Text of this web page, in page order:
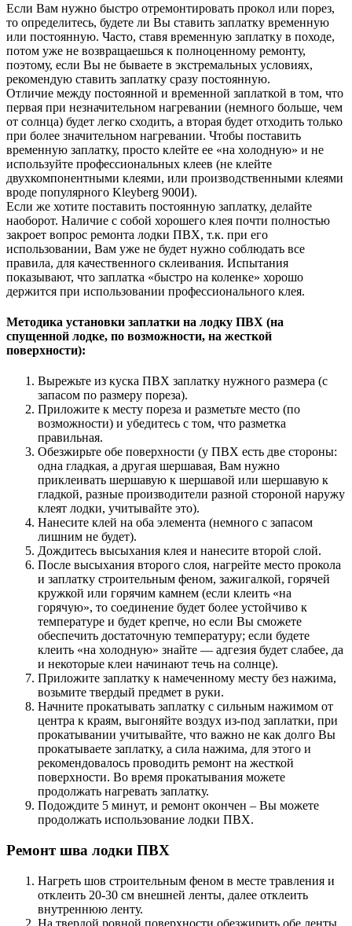
Если Вам нужно быстро отремонтировать прокол или порез,
то определитесь, будете ли Вы ставить заплатку временную
или постоянную. Часто, ставя временную заплатку в походе,
потом уже не возвращаешься к полноценному ремонту,
поэтому, если Вы не бываете в экстремальных условиях,
рекомендую ставить заплатку сразу постоянную.
Отличие между постоянной и временной заплаткой в том, что
первая при незначительном нагревании (немного больше, чем
от солнца) будет легко сходить, а вторая будет отходить только
при более значительном нагревании. Чтобы поставить
временную заплатку, просто клейте ее «на холодную» и не
используйте профессиональных клеев (не клейте
двухкомпонентными клеями, или производственными клеями
вроде популярного Kleyberg 900И).
Если же хотите поставить постоянную заплатку, делайте
наоборот. Наличие с собой хорошего клея почти полностью
закроет вопрос ремонта лодки ПВХ, т.к. при его
использовании, Вам уже не будет нужно соблюдать все
правила, для качественного склеивания. Испытания
показывают, что заплатка «быстро на коленке» хорошо
держится при использовании профессионального клея.
Методика установки заплатки на лодку ПВХ (на
спущенной лодке, по возможности, на жесткой
поверхности):
Вырежьте из куска ПВХ заплатку нужного размера (с
запасом по размеру пореза).
Приложите к месту пореза и разметьте место (по
возможности) и убедитесь с том, что разметка
правильная.
Обезжирьте обе поверхности (у ПВХ есть две стороны:
одна гладкая, а другая шершавая, Вам нужно
приклеивать шершавую к шершавой или шершавую к
гладкой, разные производители разной стороной наружу
клеят лодки, учитывайте это).
Нанесите клей на оба элемента (немного с запасом
лишним не будет).
Дождитесь высыхания клея и нанесите второй слой.
После высыхания второго слоя, нагрейте место прокола
и заплатку строительным феном, зажигалкой, горячей
кружкой или горячим камнем (если клеить «на
горячую», то соединение будет более устойчиво к
температуре и будет крепче, но если Вы сможете
обеспечить достаточную температуру; если будете
клеить «на холодную» знайте — адгезия будет слабее, да
и некоторые клеи начинают течь на солнце).
Приложите заплатку к намеченному месту без нажима,
возьмите твердый предмет в руки.
Начните прокатывать заплатку с сильным нажимом от
центра к краям, выгоняйте воздух из-под заплатки, при
прокатывании учитывайте, что важно не как долго Вы
прокатываете заплатку, а сила нажима, для этого и
рекомендовалось проводить ремонт на жесткой
поверхности. Во время прокатывания можете
продолжать нагревать заплатку.
Подождите 5 минут, и ремонт окончен – Вы можете
продолжать использование лодки ПВХ.
Ремонт шва лодки ПВХ
Нагреть шов строительным феном в месте травления и
отклеить 20-30 см внешней ленты, далее отклеить
внутреннюю ленту.
На твердой ровной поверхности обезжирить обе ленты